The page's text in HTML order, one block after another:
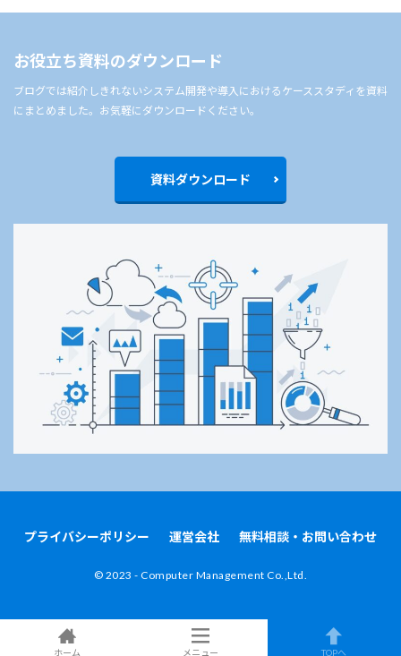
お役立ち資料のダウンロード
ブログでは紹介しきれないシステム開発や導入におけるケーススタディを資料
にまとめました。お気軽にダウンロードください。
資料ダウンロード
プライバシーポリシー 運営会社 無料相談・お問い合わせ
©︎ 2023 - Computer Management Co.,Ltd.
ホーム メニュー TOPへ